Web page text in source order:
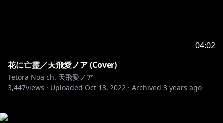
04:02
花に亡霊／天飛愛ノア (Cover)
Tetora Noa ch. 天飛愛ノア
3,447views · Uploaded Oct 13, 2022 · Archived 3 years ago